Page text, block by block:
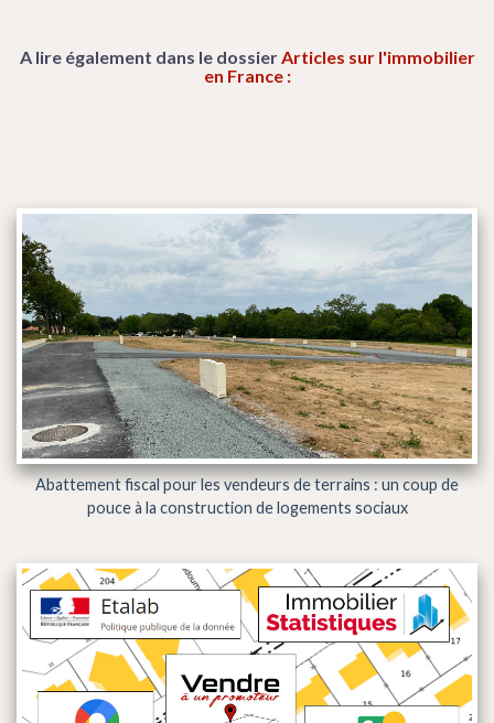
A lire également dans le dossierArticles sur l'immobilier
en France :
Abattement fiscal pour les vendeurs de terrains : un coup de
pouce à la construction de logements sociaux